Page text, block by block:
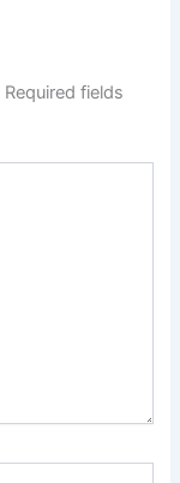
Required fields